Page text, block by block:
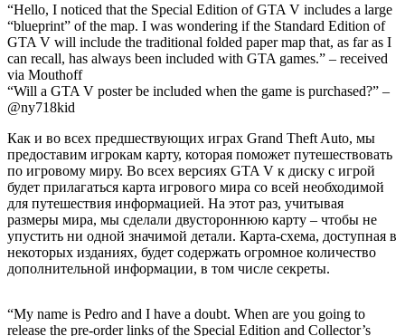
“Hello, I noticed that the Special Edition of GTA V includes a large
“blueprint” of the map. I was wondering if the Standard Edition of
GTA V will include the traditional folded paper map that, as far as I
can recall, has always been included with GTA games.” – received
via Mouthoff
“Will a GTA V poster be included when the game is purchased?” –
@ny718kid
Как и во всех предшествующих играх Grand Theft Auto, мы
предоставим игрокам карту, которая поможет путешествовать
по игровому миру. Во всех версиях GTA V к диску с игрой
будет прилагаться карта игрового мира со всей необходимой
для путешествия информацией. На этот раз, учитывая
размеры мира, мы сделали двустороннюю карту – чтобы не
упустить ни одной значимой детали. Карта-схема, доступная в
некоторых изданиях, будет содержать огромное количество
дополнительной информации, в том числе секреты.
“My name is Pedro and I have a doubt. When are you going to
release the pre-order links of the Special Edition and Collector’s